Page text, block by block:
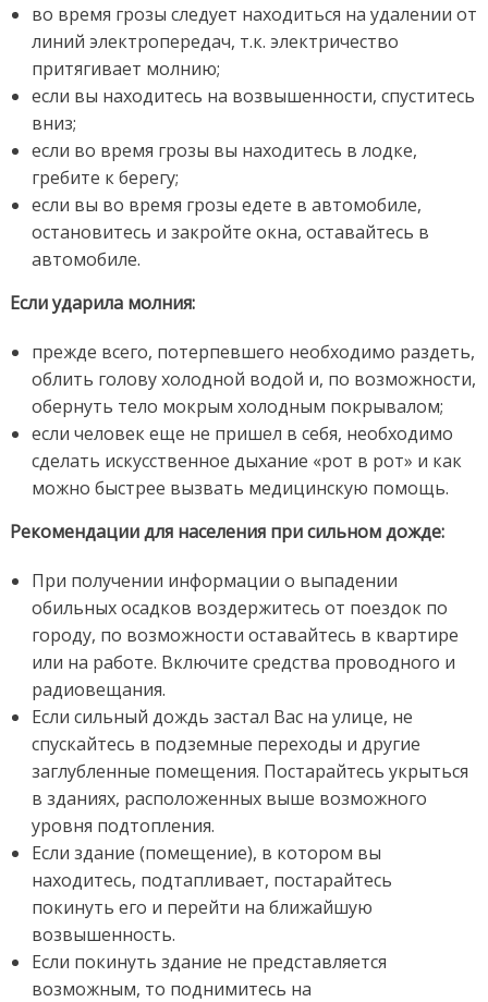
во время грозы следует находиться на удалении от
линий электропередач, т.к. электричество
притягивает молнию;
если вы находитесь на возвышенности, спуститесь
вниз;
если во время грозы вы находитесь в лодке,
гребите к берегу;
если вы во время грозы едете в автомобиле,
остановитесь и закройте окна, оставайтесь в
автомобиле.
Если ударила молния:
прежде всего, потерпевшего необходимо раздеть,
облить голову холодной водой и, по возможности,
обернуть тело мокрым холодным покрывалом;
если человек еще не пришел в себя, необходимо
сделать искусственное дыхание «рот в рот» и как
можно быстрее вызвать медицинскую помощь.
Рекомендации для населения при сильном дожде:
При получении информации о выпадении
обильных осадков воздержитесь от поездок по
городу, по возможности оставайтесь в квартире
или на работе. Включите средства проводного и
радиовещания.
Если сильный дождь застал Вас на улице, не
спускайтесь в подземные переходы и другие
заглубленные помещения. Постарайтесь укрыться
в зданиях, расположенных выше возможного
уровня подтопления.
Если здание (помещение), в котором вы
находитесь, подтапливает, постарайтесь
покинуть его и перейти на ближайшую
возвышенность.
Если покинуть здание не представляется
возможным, то поднимитесь на